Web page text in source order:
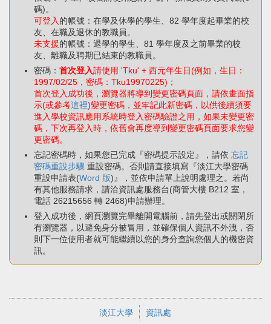
碼)。
可登入 的帳號：在學及休學的學生、82 學年度起畢業的校
友、在職及退休的教職員。
未支援的帳號：退學的學生、81 學年度及之前畢業的校
友、離職及聘期已結束的教職員。
密碼： 首次登入請使用 'Tku' + 西元年生日(例如，生日：
1997/02/25，密碼：Tku19970225)；
首次登入成功後，瀏覽器將導到變更密碼頁面，請依畫面指
示(或參考這裡)變更密碼，並牢記此新密碼，以供後續須要
進入學校資訊應用系統時登入密碼驗證之用，如果未變更密
碼，下次再登入時，依舊會再度導到變更密碼頁面要求您變
更密碼。
忘記密碼時，如果您已完成『密碼提示設定』，請依 忘記
密碼重設步驟 重設密碼。否則請直接填寫『淡江大學密碼
重設申請表(Word 版)』，並依申請單上說明處理之。若尚
有其他服務請求，請洽資訊處服務台(商管大樓 B212 室，
電話 26215656 轉 2468)申請辦理。
登入成功後，網頁瀏覽完畢離開電腦前，請先登出或關閉所
有瀏覽器，以避免身分被冒用，並確保個人資訊不外洩，否
則下一位使用者就可能繼續以您的身分查詢您個人的機密資
訊。
淡江大學 資訊處